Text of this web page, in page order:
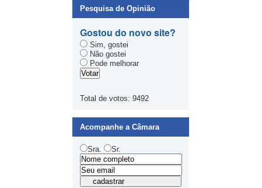
Pesquisa de Opinião
Gostou do novo site?
Sim, gostei
Não gostei
Pode melhorar
Total de votos: 9492
Acompanhe a Câmara
Sra. Sr.